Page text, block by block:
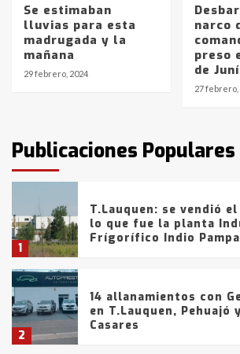
Se estimaban
lluvias para esta
madrugada y la
mañana
29 febrero, 2024
narco
preso
de
27 febrero,
Publicaciones Populares
6
La Bolsa de Cereales
Blanca anticipa que
con lluvias y heladas,
fueron detenidos por
comercialización de
tarde del sábado
1
T.Lauquen: se vendió
lo que fue la planta
Frígorífico Indio Pampa
2
14 allanamientos con
en T.Lauquen, Pehuajó
Casares